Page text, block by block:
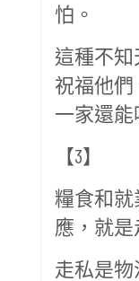
怕。
這種不
祝福他
一家還能
【3】
糧食和就
應，就是
走私是物